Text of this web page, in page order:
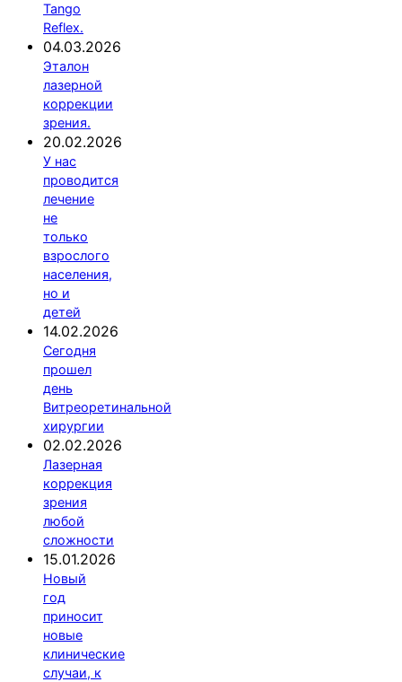
Tango
Reflex.
04.03.2026
Эталон
лазерной
коррекции
зрения.
20.02.2026
У нас
проводится
лечение
не
только
взрослого
населения,
но и
детей
14.02.2026
Сегодня
прошел
день
Витреоретинальной
хирургии
02.02.2026
Лазерная
коррекция
зрения
любой
сложности
15.01.2026
Новый
год
приносит
новые
клинические
случаи, к